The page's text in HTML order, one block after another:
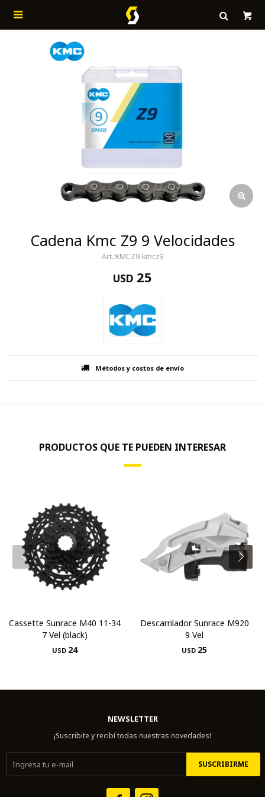

Cadena Kmc Z9 9 Velocidades
KMCZ9-kmcz9
USD 25
Métodos y costos de envío
PRODUCTOS QUE TE PUEDEN INTERESAR
Cassette Sunrace M40 11-34
7 Vel (black)
USD 24
Descarrilador Sunrace M920
9 Vel
USD 25
NEWSLETTER
¡Suscribite y recibí todas nuestras novedades!
SUSCRIBIRME